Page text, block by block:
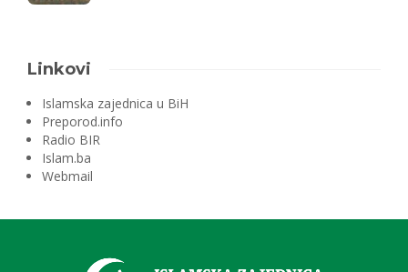
Linkovi
Islamska zajednica u BiH
Preporod.info
Radio BIR
Islam.ba
Webmail